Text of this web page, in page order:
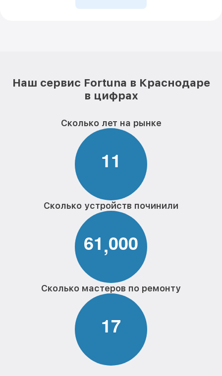
Наш сервис Fortuna в Краснодаре
в цифрах
Сколько лет на рынке
11
Сколько устройств починили
61,000
Сколько мастеров по ремонту
17